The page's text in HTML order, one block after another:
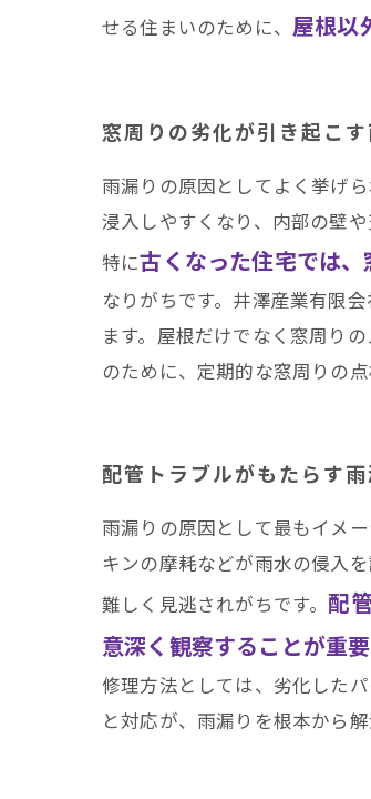
せる住まいのために、 屋根以
窓周りの劣化が引き起こ
雨漏りの原因としてよく挙げ
浸入しやすくなり、内部の壁
特に古くなった住宅では
なりがちです。井澤産業有限
ます。屋根だけでなく窓周り
のために、定期的な窓周りの
配管トラブルがもたらす
雨漏りの原因として最もイメ
キンの摩耗などが雨水の侵入
難しく見逃されがちです。配
意深く観察することが重要
修理方法としては、劣化した
と対応が、雨漏りを根本から